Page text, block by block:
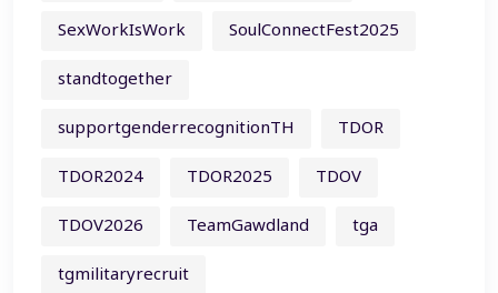
SexWorkIsWork
SoulConnectFest2025
standtogether
supportgenderrecognitionTH
TDOR
TDOR2024
TDOR2025
TDOV
TDOV2026
TeamGawdland
tga
tgmilitaryrecruit